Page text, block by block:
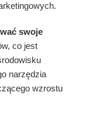
swoje
co jest
narzędzia
wzrostu